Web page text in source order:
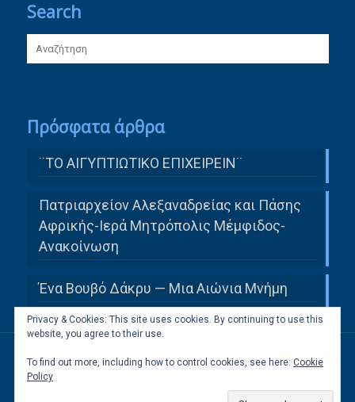
Search
Πρόσφατα άρθρα
¨ΤΟ ΑΙΓΥΠΤΙΩΤΙΚΟ ΕΠΙΧΕΙΡΕΙΝ¨
Πατριαρχείον Αλεξαναδρείας και Πάσης
Αφρικής-Ιερά Μητρόπολις Μέμφιδος-
Ανακοίνωση
Ένα Βουβό Δάκρυ — Μια Αιώνια Μνήμη
All Rights Reserved to Ελληνική Κοινότητα
Privacy & Cookies: This site uses cookies. By continuing to use this
website, you agree to their use.
To find out more, including how to control cookies, see here: Cookie
Policy